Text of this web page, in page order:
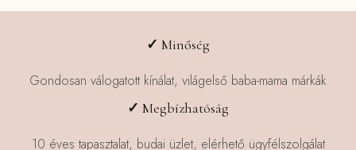
✓ Minőség
Gondosan válogatott kínálat, világelső baba-mama márkák
✓ Megbízhatóság
10 éves tapasztalat, budai üzlet, elérhető ügyfélszolgálat